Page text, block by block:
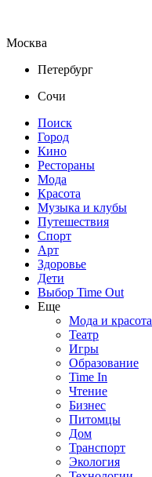
Москва
Петербург
Сочи
Поиск
Город
Кино
Рестораны
Мода
Красота
Музыка и клубы
Путешествия
Спорт
Арт
Здоровье
Дети
Выбор Time Out
Еще
Мода и красота
Театр
Игры
Образование
Time In
Чтение
Бизнес
Питомцы
Дом
Транспорт
Экология